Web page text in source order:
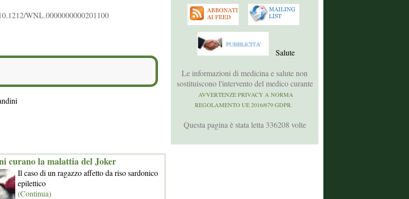
WNL.0000000000201100
curano la malattia del Joker
Il caso di un ragazzo affetto da riso sardonico
epilettico
(Continua)
Salute
Le informazioni di medicina e salute non
sostituiscono l'intervento del medico curante
AVVERTENZE PRIVACY A NORMA
REGOLAMENTO UE 2016/679 GDPR.
Questa pagina è stata letta 336208 volte